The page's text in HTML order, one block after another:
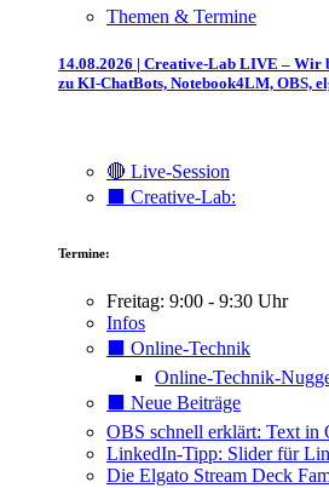
Themen & Termine
14.08.2026 | Creative-Lab LIVE – Wir
zu KI-ChatBots, Notebook4LM, OBS,
🔴 Live-Session
⬛️ Creative-Lab:
Termine:
Freitag: 9:00 - 9:30 Uhr
Infos
⬛️ Online-Technik
Online-Technik-
⬛️ Neue Beiträge
OBS schnell erklärt: Text in
LinkedIn-Tipp: Slider für
Die Elgato Stream Deck